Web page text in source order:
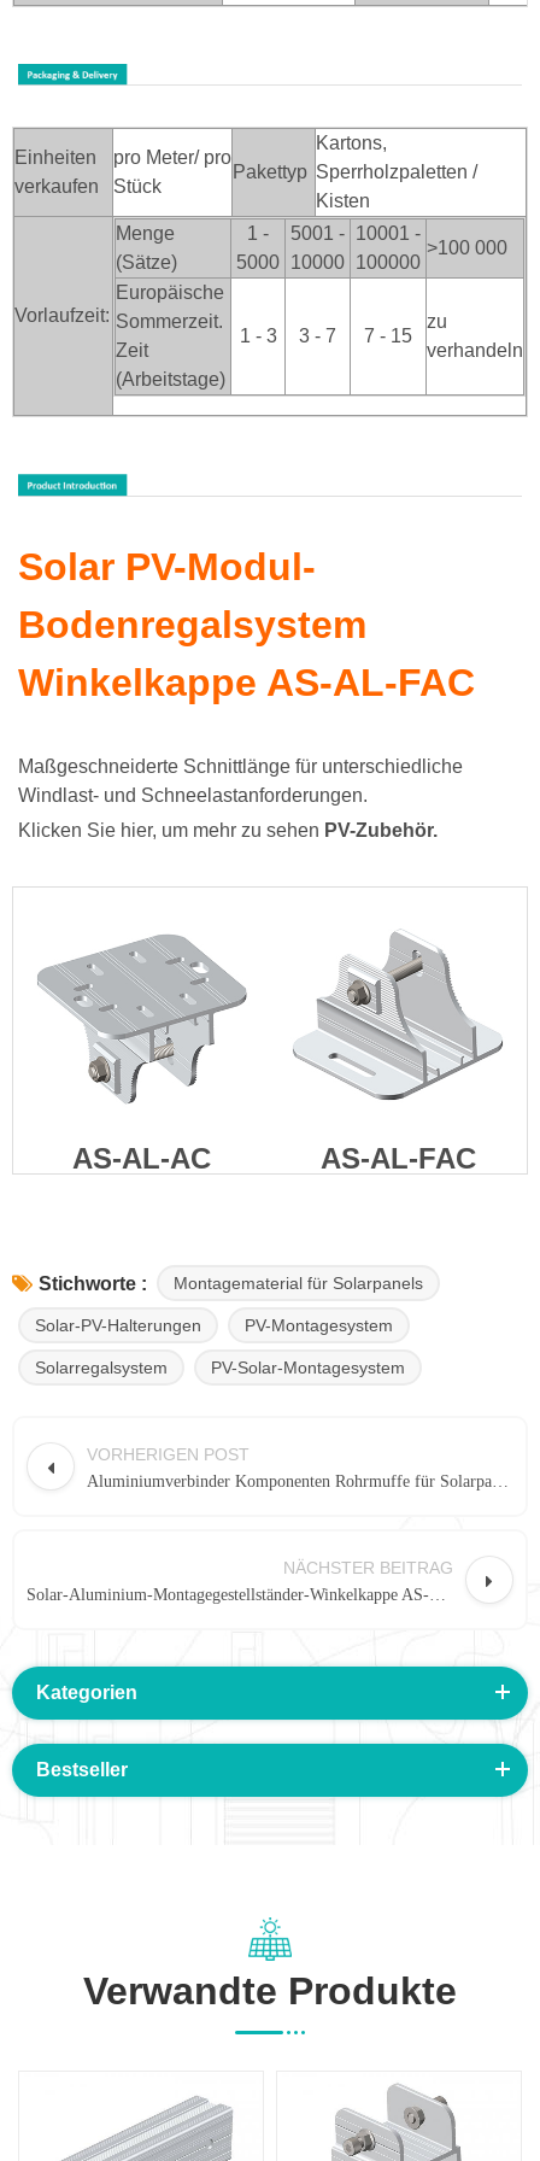
Einheiten
verkaufen
pro Meter/ pro
Stück
Pakettyp
Kartons,
Sperrholzpaletten /
Kisten
Vorlaufzeit:
Menge
(Sätze)
1 -
5000
5001 -
10000
10001 -
100000
>100 000
Europäische
Sommerzeit.
Zeit
(Arbeitstage)
1 - 3 3 - 7 7 - 15
zu
verhandeln
Solar PV-Modul-
Bodenregalsystem
Winkelkappe AS-AL-FAC
Maßgeschneiderte Schnittlänge für unterschiedliche
Windlast- und Schneelastanforderungen.
Klicken Sie hier, um mehr zu sehen PV-Zubehör.
AS-AL-AC AS-AL-FAC
Stichworte : Montagematerial für Solarpanels
Solar-PV-Halterungen PV-Montagesystem
Solarregalsystem PV-Solar-Montagesystem
VORHERIGEN POST
NÄCHSTER BEITRAG
Kategorien
Bestseller
Verwandte Produkte